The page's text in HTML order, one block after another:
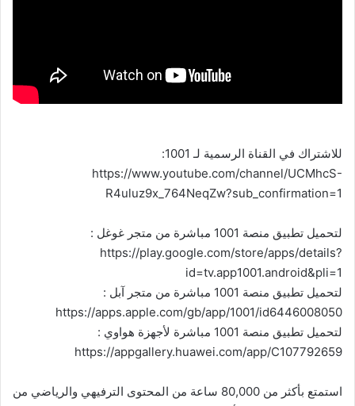
للاشتراك في القناة الرسمية لـ 1001:
https://www.youtube.com/channel/UCMhcS-
R4uluz9x_764NeqZw?sub_confirmation=1
لتحميل تطبيق منصة 1001 مباشرة من متجر غوغل :
https://play.google.com/store/apps/details?
id=tv.app1001.android&pli=1
لتحميل تطبيق منصة 1001 مباشرة من متجر آبل :
https://apps.apple.com/gb/app/1001/id6446008050
لتحميل تطبيق منصة 1001 مباشرة لأجهزة هواوي :
https://appgallery.huawei.com/app/C107792659
استمتع بأكثر من 80,000 ساعة من المحتوى الترفيهي والرياضي من